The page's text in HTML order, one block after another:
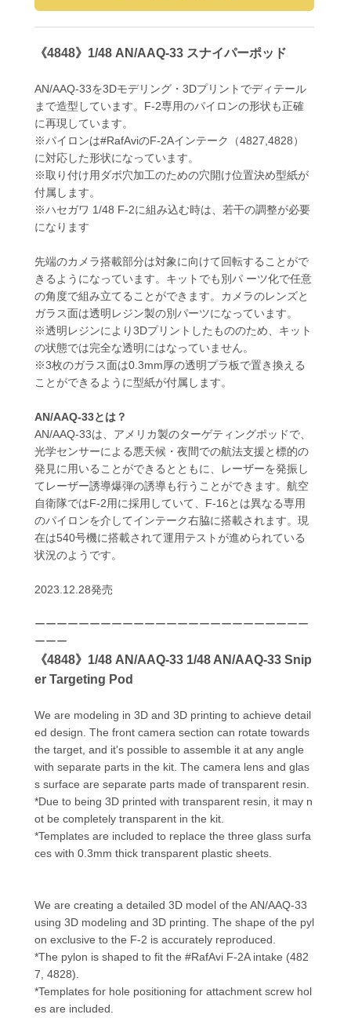
《4848》1/48 AN/AAQ-33 スナイパーポッド
AN/AAQ-33を3Dモデリング・3Dプリントでディテール
まで造型しています。F-2専用のパイロンの形状も正確
に再現しています。
※パイロンは#RafAviのF-2Aインテーク（4827,4828）
に対応した形状になっています。
※取り付け用ダボ穴加工のための穴開け位置決め型紙が
付属します。
※ハセガワ 1/48 F-2に組み込む時は、若干の調整が必要
になります
先端のカメラ搭載部分は対象に向けて回転することがで
きるようになっています。キットでも別パ ーツ化で任意
の角度で組み立てることができます。カメラのレンズと
ガラス面は透明レジン製の別パーツになっています。
※透明レジンにより3Dプリントしたもののため、キット
の状態では完全な透明にはなっていません。
※3枚のガラス面は0.3mm厚の透明プラ板で置き換える
ことができるように型紙が付属します。
AN/AAQ-33とは？
AN/AAQ-33は、アメリカ製のターゲティングポッドで、
光学センサーによる悪天候・夜間での航法支援と標的の
発見に用いることができるとともに、レーザーを発振し
てレーザー誘導爆弾の誘導も行うことができます。航空
自衛隊ではF-2用に採用していて、F-16とは異なる専用
のパイロンを介してインテーク右脇に搭載されます。現
在は540号機に搭載されて運用テストが進められている
状況のようです。
2023.12.28発売
ーーーーーーーーーーーーーーーーーーーーーーーーー
ーーー
《4848》1/48 AN/AAQ-33 1/48 AN/AAQ-33 Snip
er Targeting Pod
We are modeling in 3D and 3D printing to achieve detail
ed design. The front camera section can rotate towards
the target, and it's possible to assemble it at any angle
with separate parts in the kit. The camera lens and glas
s surface are separate parts made of transparent resin.
*Due to being 3D printed with transparent resin, it may n
ot be completely transparent in the kit.
*Templates are included to replace the three glass surfa
ces with 0.3mm thick transparent plastic sheets.
We are creating a detailed 3D model of the AN/AAQ-33
using 3D modeling and 3D printing. The shape of the pyl
on exclusive to the F-2 is accurately reproduced.
*The pylon is shaped to fit the #RafAvi F-2A intake (482
7, 4828).
*Templates for hole positioning for attachment screw hol
es are included.